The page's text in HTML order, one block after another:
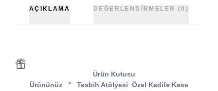
AÇIKLAMA DEĞERLENDIRMELER (0)
Ürün Kutusu
Ürününüz
'' Tesbih Atölyesi Özel Kadife Kese